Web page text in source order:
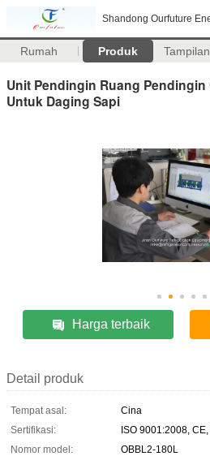
Shandong Ourfuture
Rumah Produk
Unit Pendingin Ruang
Untuk Daging Sapi
Harga terbaik
Detail produk
Tempat asal:
Cina
Sertifikasi:
ISO 9001:2008,
Nomor model:
OBBL2-180L